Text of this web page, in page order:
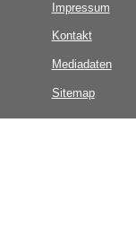
Impressum
Kontakt
Mediadaten
Sitemap